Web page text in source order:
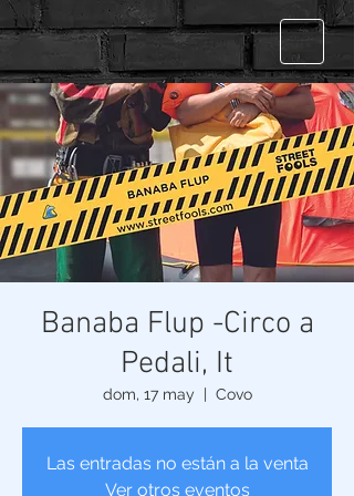
Banaba Flup -Circo a
Pedali, It
dom, 17 may
  |
Covo
Las entradas no están a la venta
Ver otros eventos